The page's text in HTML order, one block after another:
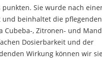
Sie wurde nach
und beinhaltet die pflegenden
Cubeba-, Zitronen- und
Dosierbarkeit und der
Wirkung können wir